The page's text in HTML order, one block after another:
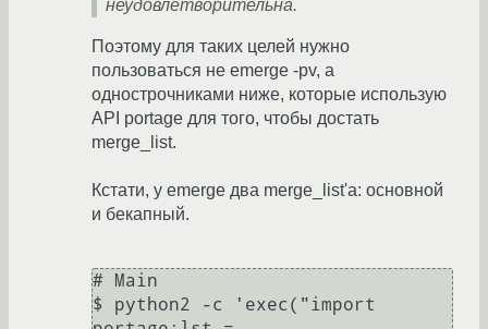
неудовлетворительна.
Поэтому для таких целей нужно
пользоваться не emerge -pv, а
однострочниками ниже, которые использую
API portage для того, чтобы достать
merge_list.
Кстати, у emerge два merge_list'а: основной
и бекапный.
# Main
$ python2 -c 'exec("import